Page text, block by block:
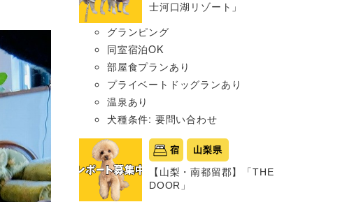
士河口湖リゾート」
グランピング
同室宿泊OK
部屋食プランあり
プライベートドッグランあり
温泉あり
犬種条件: 要問い合わせ
宿 山梨県
【山梨・南都留郡】「THE
DOOR」